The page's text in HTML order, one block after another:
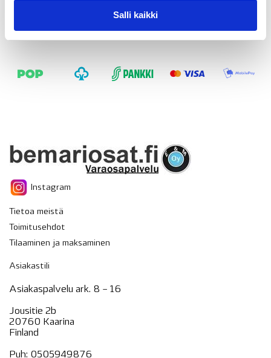
Salli kaikki
Instagram
Tietoa meistä
Toimitusehdot
Tilaaminen ja maksaminen
Asiakastili
Asiakaspalvelu ark. 8 – 16
Jousitie 2b
20760 Kaarina
Finland
Puh: 0505949876